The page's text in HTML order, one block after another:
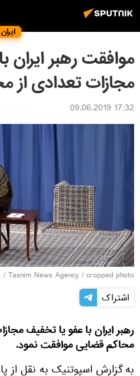
ایران
موافقت رهبر ایران
مجازات تعدادی از
17:32 09.06.2019
/ Tasnim News Agency / cropped photo
اشتراک
محاکم قضایی موافقت نمود.
به گزارش اسپوتنیک به نقل از